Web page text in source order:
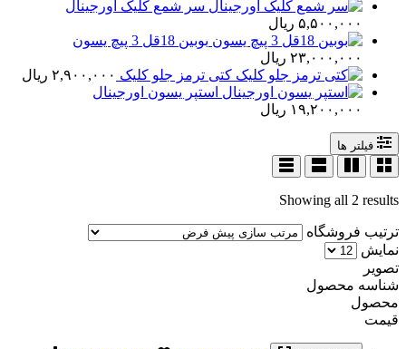
سر شمع کلیک اورجینال
۵,۵۰۰,۰۰۰ ریال
بوبین 18قل 3 پیچ یسون
۲۳,۰۰۰,۰۰۰ ریال
کتی ترمز جلو کلیک ۲,۹۰۰,۰۰۰ ریال
استپر یسون اورجینال
۱۹,۲۰۰,۰۰۰ ریال
فیلتر ها
Showing all 2 results
ترتیب فروشگاه
نمایش
تصویر
شناسه محصول
محصول
قیمت